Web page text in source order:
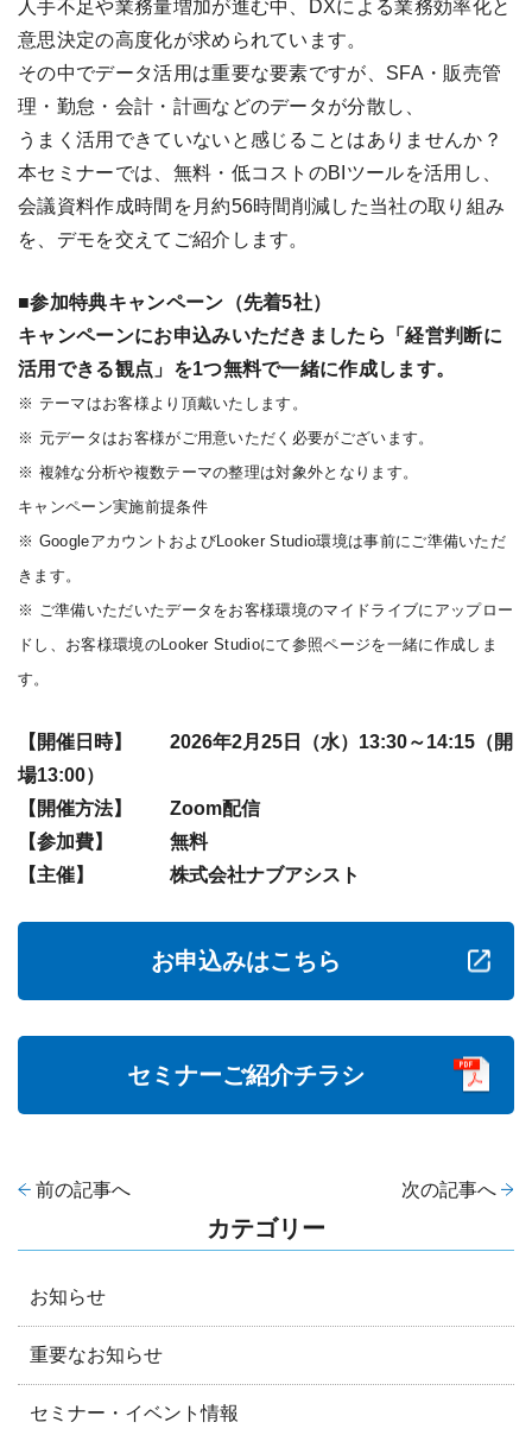
人手不足や業務量増加が進む中、DXによる業務効率化と
意思決定の高度化が求められています。
その中でデータ活用は重要な要素ですが、SFA・販売管
理・勤怠・会計・計画などのデータが分散し、
うまく活用できていないと感じることはありませんか？
本セミナーでは、無料・低コストのBIツールを活用し、
会議資料作成時間を月約56時間削減した当社の取り組み
を、デモを交えてご紹介します。
■参加特典キャンペーン（先着5社）
キャンペーンにお申込みいただきましたら「経営判断に
活用できる観点」を1つ無料で一緒に作成します。
※ テーマはお客様より頂戴いたします。
※ 元データはお客様がご用意いただく必要がございます。
※ 複雑な分析や複数テーマの整理は対象外となります。
キャンペーン実施前提条件
※ GoogleアカウントおよびLooker Studio環境は事前にご準備いただ
きます。
※ ご準備いただいたデータをお客様環境のマイドライブにアップロー
ドし、お客様環境のLooker Studioにて参照ページを一緒に作成しま
す。
【開催日時】 2026年2月25日（水）13:30～14:15（開
場13:00）
【開催方法】 Zoom配信
【参加費】 無料
【主催】 株式会社ナブアシスト
お申込みはこちら
セミナーご紹介チラシ
前の記事へ 次の記事へ
カテゴリー
お知らせ
重要なお知らせ
セミナー・イベント情報